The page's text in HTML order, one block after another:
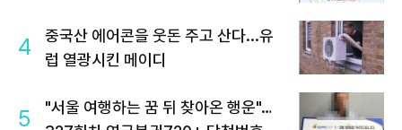
4
중국산 에어콘을 웃돈 주고 산다...유
럽 열광시킨 메이디
5
"서울 여행하는 꿈 뒤 찾아온 행운"…